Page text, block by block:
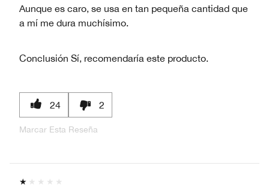
Aunque es caro, se usa en tan pequeña cantidad que
a mí me dura muchísimo.
Conclusión Sí, recomendaría este producto.
24 2
Marcar Esta Reseña